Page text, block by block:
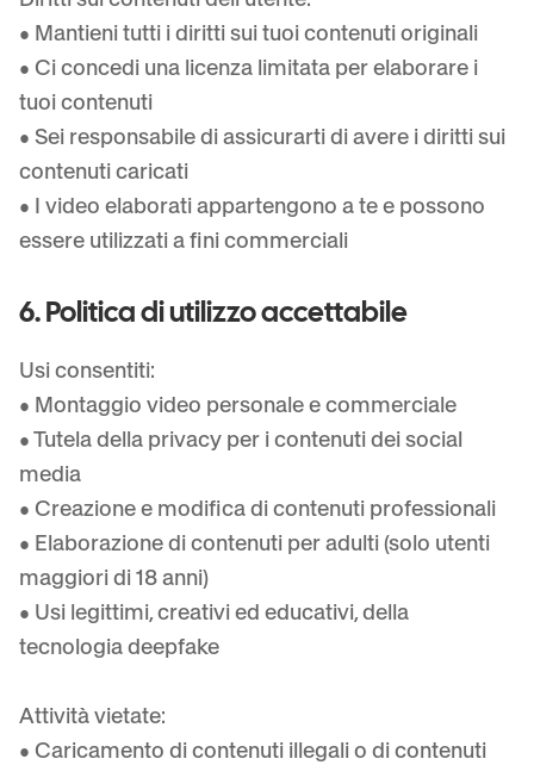
• Mantieni tutti i diritti sui tuoi contenuti originali
• Ci concedi una licenza limitata per elaborare i
tuoi contenuti
• Sei responsabile di assicurarti di avere i diritti sui
contenuti caricati
• I video elaborati appartengono a te e possono
essere utilizzati a fini commerciali
6. Politica di utilizzo accettabile
Usi consentiti:
• Montaggio video personale e commerciale
• Tutela della privacy per i contenuti dei social
media
• Creazione e modifica di contenuti professionali
• Elaborazione di contenuti per adulti (solo utenti
maggiori di 18 anni)
• Usi legittimi, creativi ed educativi, della
tecnologia deepfake
Attività vietate:
• Caricamento di contenuti illegali o di contenuti